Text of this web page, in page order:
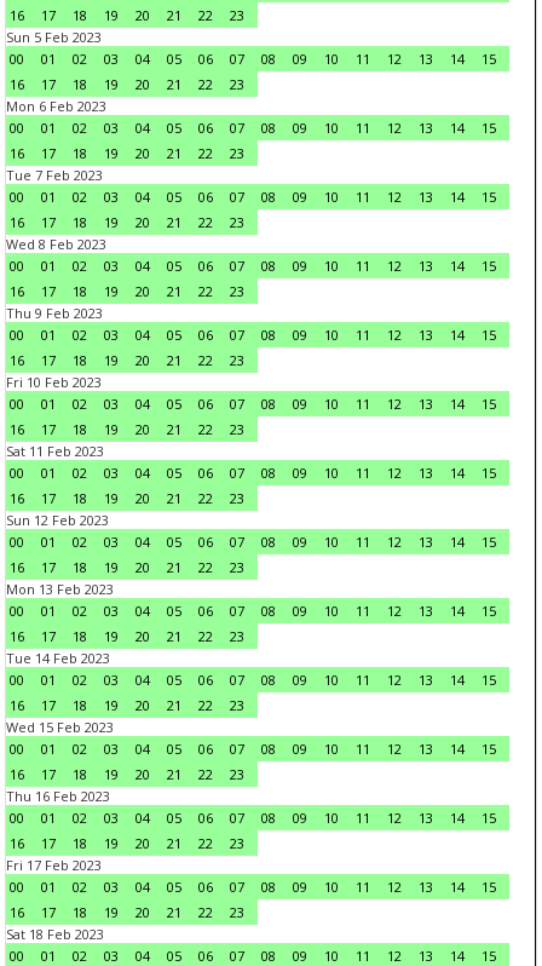
16
17 18 19 20 21 22
23
Sun 5 Feb 2023
00
01 02 03 04 05 06 07 08 09 10 11 12 13 14
15
16
17 18 19 20 21 22
23
Mon 6 Feb 2023
00
01 02 03 04 05 06 07 08 09 10 11 12 13 14
15
16
17 18 19 20 21 22
23
Tue 7 Feb 2023
00
01 02 03 04 05 06 07 08 09 10 11 12 13 14
15
16
17 18 19 20 21 22
23
Wed 8 Feb 2023
00
01 02 03 04 05 06 07 08 09 10 11 12 13 14
15
16
17 18 19 20 21 22
23
Thu 9 Feb 2023
00
01 02 03 04 05 06 07 08 09 10 11 12 13 14
15
16
17 18 19 20 21 22
23
Fri 10 Feb 2023
00
01 02 03 04 05 06 07 08 09 10 11 12 13 14
15
16
17 18 19 20 21 22
23
Sat 11 Feb 2023
00
01 02 03 04 05 06 07 08 09 10 11 12 13 14
15
16
17 18 19 20 21 22
23
Sun 12 Feb 2023
00
01 02 03 04 05 06 07 08 09 10 11 12 13 14
15
16
17 18 19 20 21 22
23
Mon 13 Feb 2023
00
01 02 03 04 05 06 07 08 09 10 11 12 13 14
15
16
17 18 19 20 21 22
23
Tue 14 Feb 2023
00
01 02 03 04 05 06 07 08 09 10 11 12 13 14
15
16
17 18 19 20 21 22
23
Wed 15 Feb 2023
00
01 02 03 04 05 06 07 08 09 10 11 12 13 14
15
16
17 18 19 20 21 22
23
Thu 16 Feb 2023
00
01 02 03 04 05 06 07 08 09 10 11 12 13 14
15
16
17 18 19 20 21 22
23
Fri 17 Feb 2023
00
01 02 03 04 05 06 07 08 09 10 11 12 13 14
15
16
17 18 19 20 21 22
23
Sat 18 Feb 2023
00
01 02 03 04 05 06 07 08 09 10 11 12 13 14
15